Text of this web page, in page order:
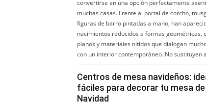
convertirse en una opción perfectamente
muchas casas. Frente al portal de corcho,
figuras de barro pintadas a mano, han
nacimientos reducidos a formas geométricas,
planos y materiales nítidos que dialogan
con un interior contemporáneo. No sustituyen
Centros de mesa navideños:
fáciles para decorar tu mesa de
Navidad